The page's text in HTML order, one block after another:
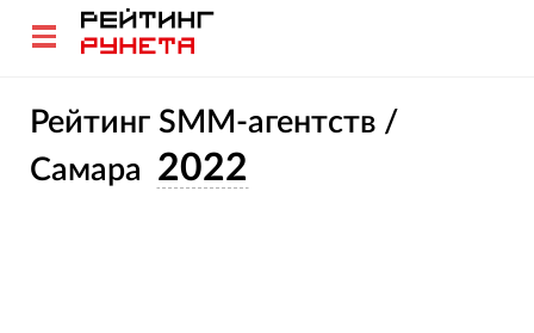
Рейтинг SMM-агентств /
Самара 2022